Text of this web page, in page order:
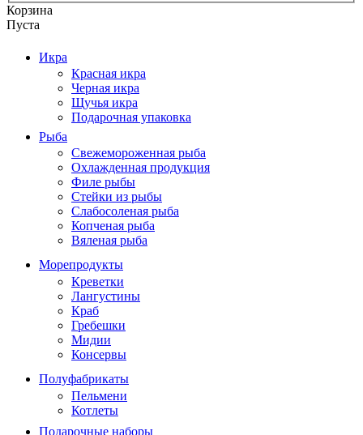
Корзина
Пуста
Икра
Красная икра
Черная икра
Щучья икра
Подарочная упаковка
Рыба
Свежемороженная рыба
Охлажденная продукция
Филе рыбы
Стейки из рыбы
Слабосоленая рыба
Копченая рыба
Вяленая рыба
Морепродукты
Креветки
Лангустины
Краб
Гребешки
Мидии
Консервы
Полуфабрикаты
Пельмени
Котлеты
Подарочные наборы